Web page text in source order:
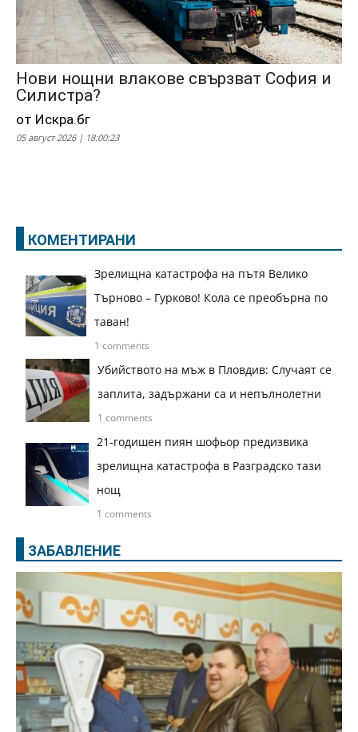
Нови нощни влакове свързват София и
Силистра?
от Искра.бг
05 август 2026 | 18:00:23
КОМЕНТИРАНИ
Зрелищна катастрофа на пътя Велико
Търново – Гурково! Кола се преобърна по
таван!
1 comments
Убийството на мъж в Пловдив: Случаят се
заплита, задържани са и непълнолетни
1 comments
21-годишен пиян шофьор предизвика
зрелищна катастрофа в Разградско тази
нощ
1 comments
ЗАБАВЛЕНИЕ